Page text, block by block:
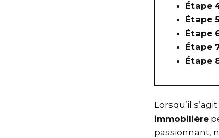
Étape
Étape
Étape
Étape
Étape
Lorsqu’il s’agit
immobilière
passionnant,